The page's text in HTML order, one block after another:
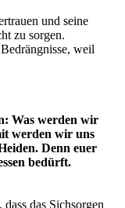
und seine
zu sorgen.
weil
Was werden wir
werden wir uns
Denn euer
bedürft.
das Sichsorgen